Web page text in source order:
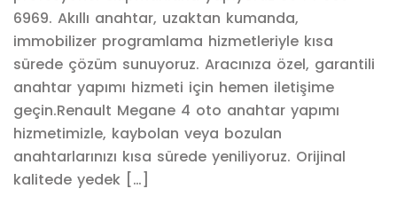
6969. Akıllı anahtar, uzaktan kumanda,
immobilizer programlama hizmetleriyle kısa
sürede çözüm sunuyoruz. Aracınıza özel, garantili
anahtar yapımı hizmeti için hemen iletişime
geçin.Renault Megane 4 oto anahtar yapımı
hizmetimizle, kaybolan veya bozulan
anahtarlarınızı kısa sürede yeniliyoruz. Orijinal
kalitede yedek […]